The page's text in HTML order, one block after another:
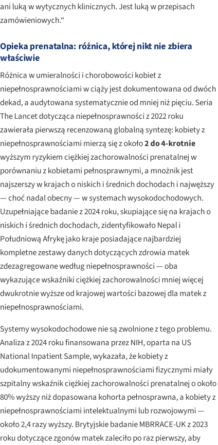
ani luką w wytycznych klinicznych. Jest luką w przepisach
zamówieniowych.“
Opieka prenatalna: różnica, której nikt nie zbiera
właściwie
Różnica w umieralności i chorobowości kobiet z
niepełnosprawnościami w ciąży jest dokumentowana od dwóch
dekad, a audytowana systematycznie od mniej niż pięciu. Seria
The Lancetdotycząca niepełnosprawności z 2022 roku
zawierała pierwszą recenzowaną globalną syntezę: kobiety z
niepełnosprawnościami mierzą się z około2 do 4-krotnie
wyższym ryzykiem ciężkiej zachorowalności prenatalnej w
porównaniu z kobietami pełnosprawnymi, a mnożnik jest
najszerszy w krajach o niskich i średnich dochodach i najwęższy
— choć nadal obecny — w systemach wysokodochodowych.
Uzupełniające badanie z 2024 roku, skupiające się na krajach o
niskich i średnich dochodach, zidentyfikowało Nepal i
Południową Afrykę jako kraje posiadające najbardziej
kompletne zestawy danych dotyczących zdrowia matek
zdezagregowane według niepełnosprawności — oba
wykazujące wskaźniki ciężkiej zachorowalności mniej więcej
dwukrotnie wyższe od krajowej wartości bazowej dla matek z
niepełnosprawnościami.
Systemy wysokodochodowe nie są zwolnione z tego problemu.
Analiza z 2024 roku finansowana przez NIH, oparta na US
National Inpatient Sample, wykazała, że kobiety z
udokumentowanymi niepełnosprawnościami fizycznymi miały
szpitalny wskaźnik ciężkiej zachorowalności prenatalnej o około
80% wyższy niż dopasowana kohorta pełnosprawna, a kobiety z
niepełnosprawnościami intelektualnymi lub rozwojowymi —
około 2,4 razy wyższy. Brytyjskie badanie MBRRACE-UK z 2023
roku dotyczące zgonów matek zaleciło po raz pierwszy, aby